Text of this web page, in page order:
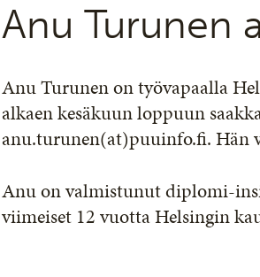
Anu Turunen
Anu Turunen on työvapaalla
alkaen kesäkuun loppuun
anu.turunen(at)puuinfo.fi. Hän
Anu on valmistunut diplomi-
viimeiset 12 vuotta Helsingin